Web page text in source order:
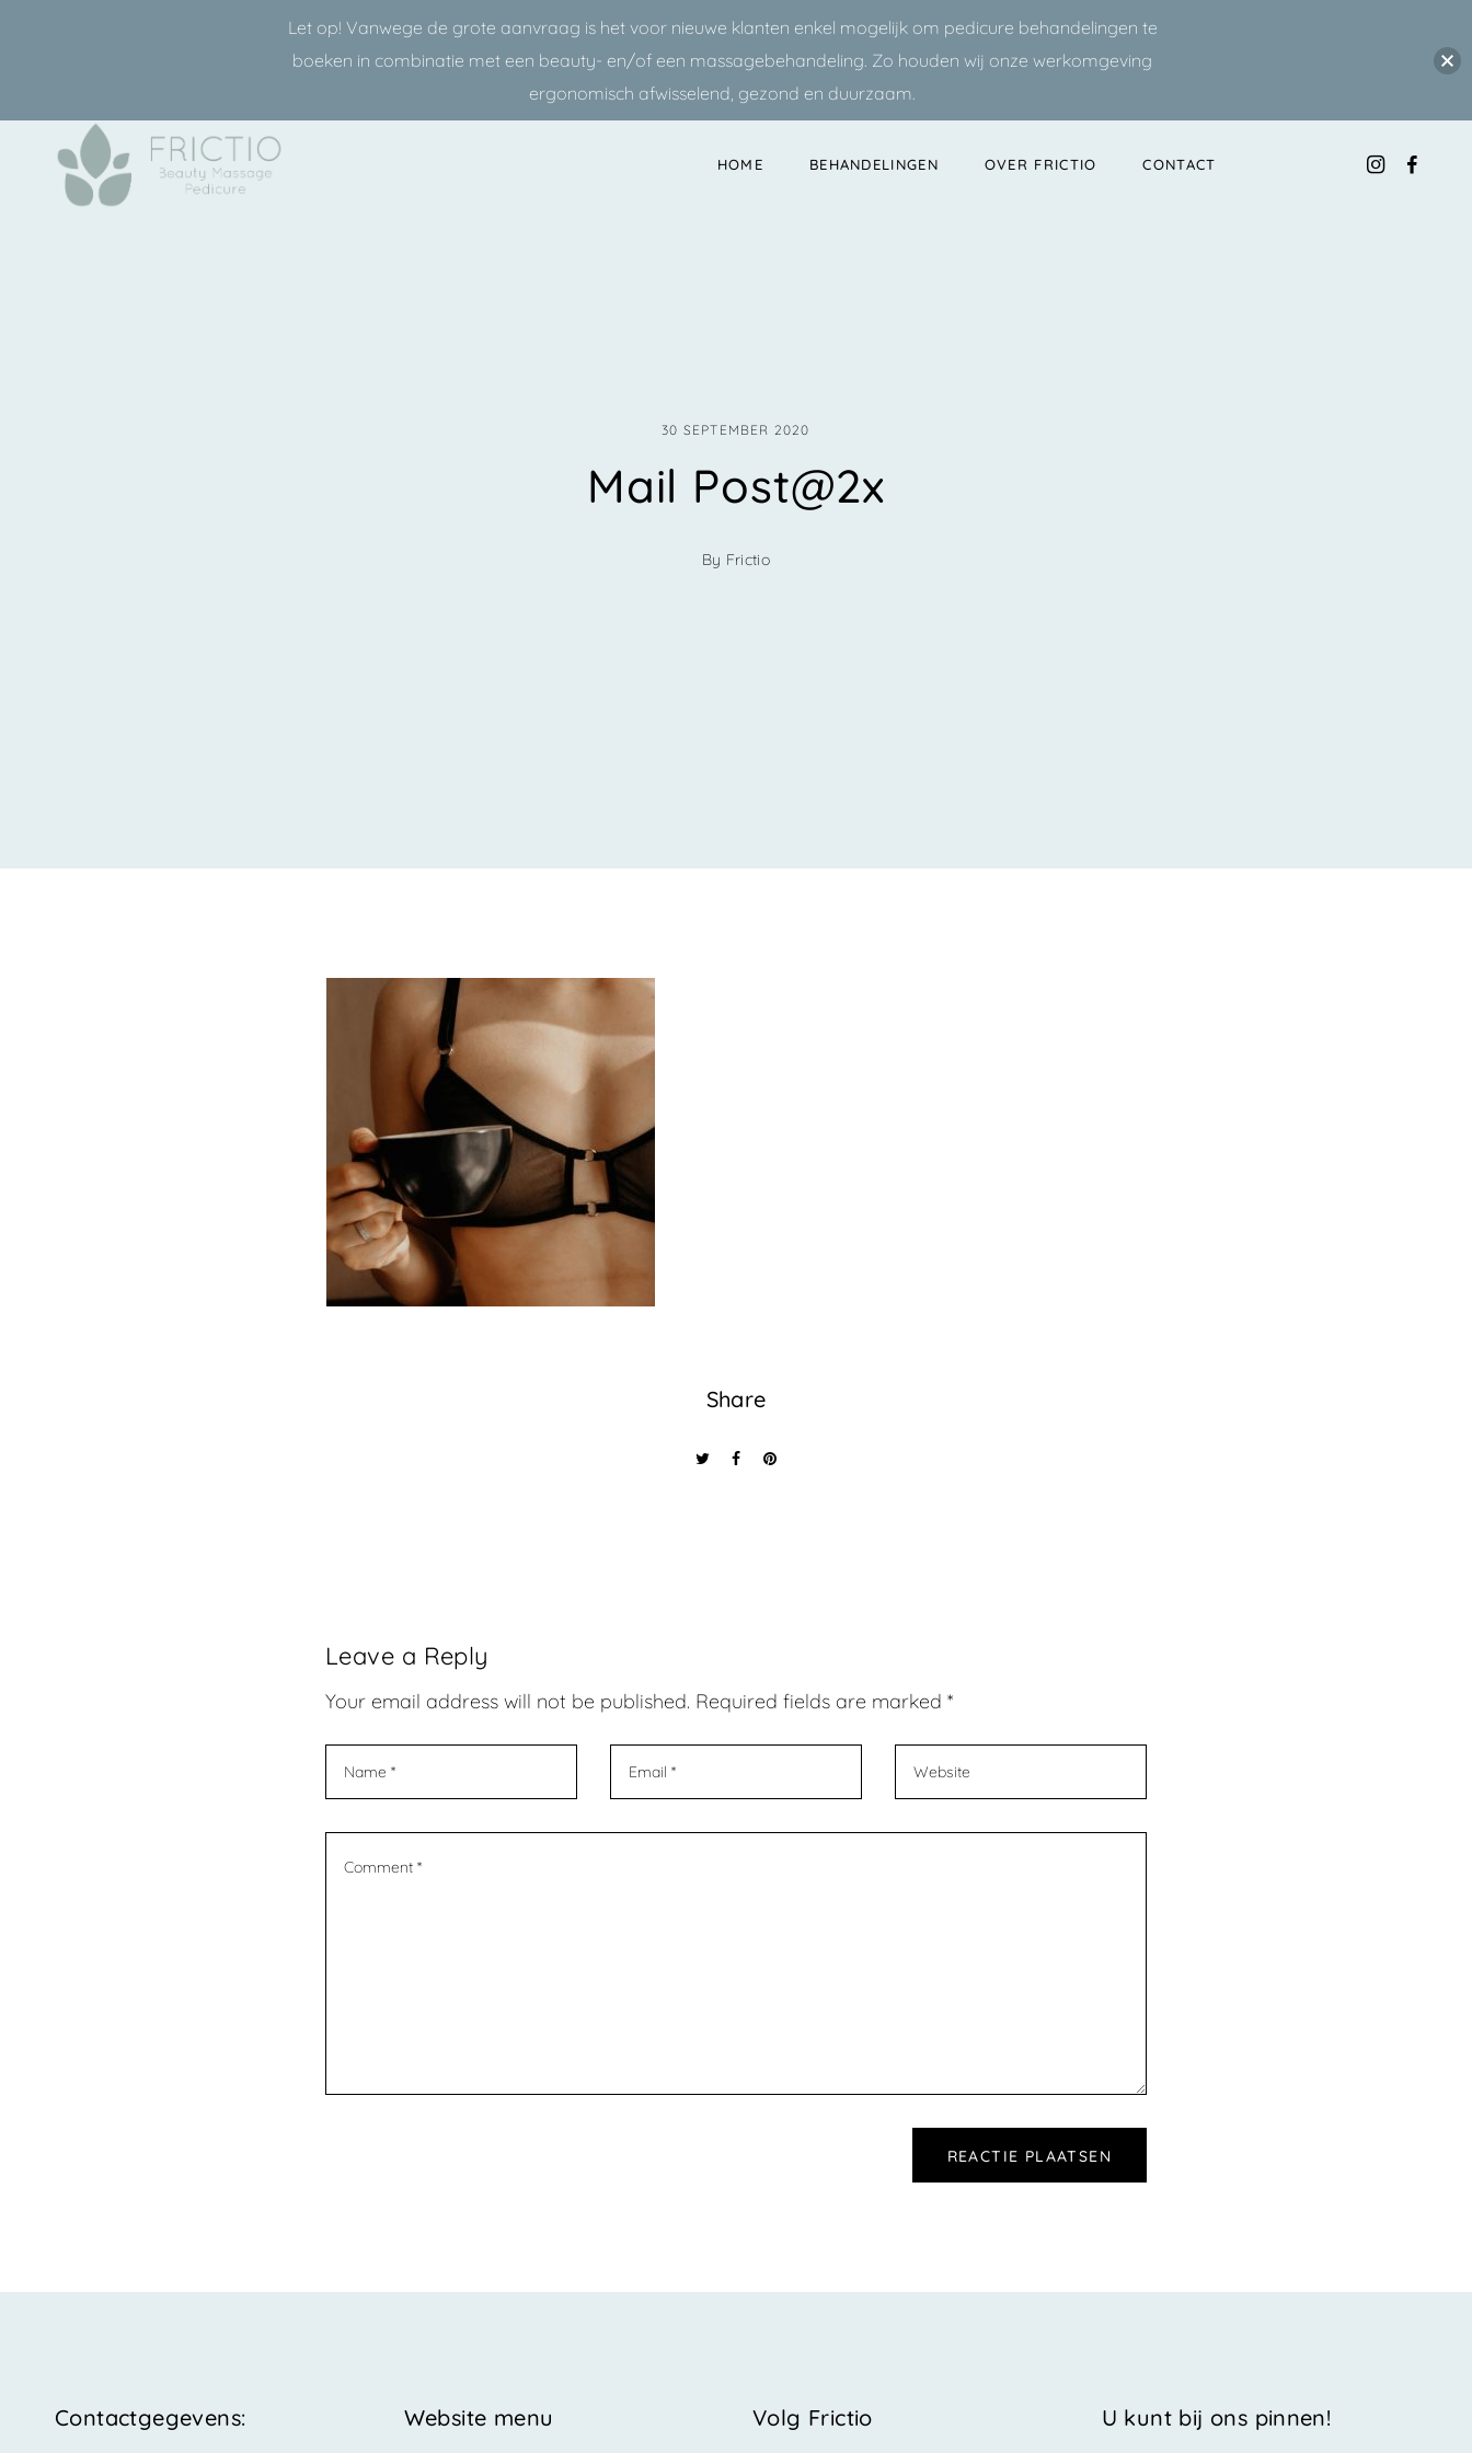
HOME BEHANDELINGEN OVER FRICTIO CONTACT
30 SEPTEMBER 2020
Mail Post@2x
By Frictio
Share
Leave a Reply
Your email address will not be published. Required fields are marked *
Contactgegevens: Website menu Volg Frictio U kunt bij ons pinnen!
Let op! Vanwege de grote aanvraag is het voor nieuwe klanten enkel mogelijk om pedicure behandelingen te
boeken in combinatie met een beauty- en/of een massagebehandeling. Zo houden wij onze werkomgeving
ergonomisch afwisselend, gezond en duurzaam.